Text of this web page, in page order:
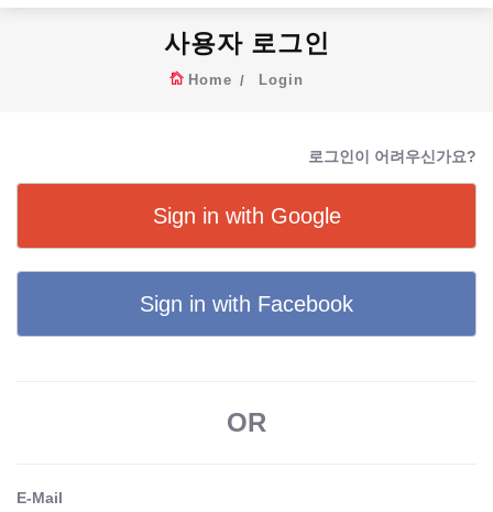
사용자 로그인
Home Login
로그인이 어려우신가요?
Sign in with Google
Sign in with Facebook
OR
E-Mail